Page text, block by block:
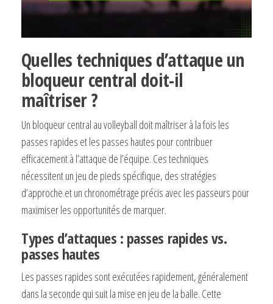
Quelles techniques d’attaque un
bloqueur central doit-il
maîtriser ?
Un bloqueur central au volleyball doit maîtriser à la fois les
passes rapides et les passes hautes pour contribuer
efficacement à l’attaque de l’équipe. Ces techniques
nécessitent un jeu de pieds spécifique, des stratégies
d’approche et un chronométrage précis avec les passeurs pour
maximiser les opportunités de marquer.
Types d’attaques : passes rapides vs.
passes hautes
Les passes rapides sont exécutées rapidement, généralement
dans la seconde qui suit la mise en jeu de la balle. Cette